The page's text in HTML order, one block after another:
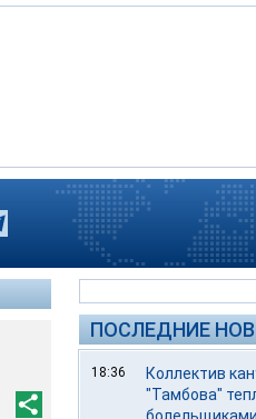
ПОСЛЕДНИЕ
18:36
Коллектив
"Тамбова"